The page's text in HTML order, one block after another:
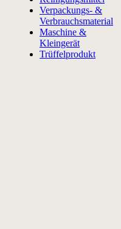
Verpackungs- &
Verbrauchsmaterial
Maschine &
Kleingerät
Trüffelprodukt